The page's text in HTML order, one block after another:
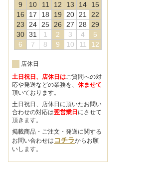
9
10 11 12 13 14
15
16
17 18 19 20 21
22
23
24 25 26 27 28
29
30 31 1 2 3 4
5
6
7 8 9 10 11 12
店休日
土日祝日、店休日はご質問への対
応や発送などの業務を、 休ませて
頂いております。
土日祝日、店休日に頂いたお問い
合わせの対応は翌営業日 にさせて
頂きます。
掲載商品・ご注文・発送に関する
お問い合わせは コチラからお願
いします。